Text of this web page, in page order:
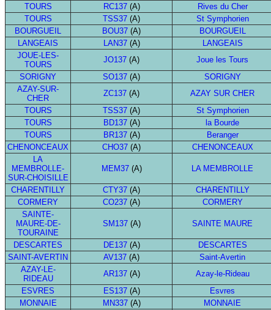
TOURS RC137(A) Rives du Cher
TOURS TSS37 (A) St Symphorien
BOURGUEIL BOU37 (A) BOURGUEIL
LANGEAIS LAN37(A) LANGEAIS
JOUE-LES-
TOURS
JO137 (A) Joue les Tours
SORIGNY SO137 (A) SORIGNY
AZAY-SUR-
CHER
ZC137 (A) AZAY SUR CHER
TOURS TSS37 (A) St Symphorien
TOURS BD137(A) la Bourde
TOURS BR137(A) Beranger
CHENONCEAUX CHO37 (A) CHENONCEAUX
LA
MEMBROLLE-
SUR-CHOISILLE
MEM37(A) LA MEMBROLLE
CHARENTILLY CTY37 (A) CHARENTILLY
CORMERY CO237 (A) CORMERY
SAINTE-
MAURE-DE-
TOURAINE
SM137(A) SAINTE MAURE
DESCARTES DE137(A) DESCARTES
SAINT-AVERTIN AV137 (A) Saint-Avertin
AZAY-LE-
RIDEAU
AR137(A) Azay-le-Rideau
ESVRES ES137(A) Esvres
MONNAIE MN337(A) MONNAIE